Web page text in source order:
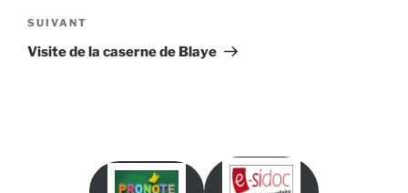
Article
suivant
SUIVANT
Visite de la caserne de Blaye